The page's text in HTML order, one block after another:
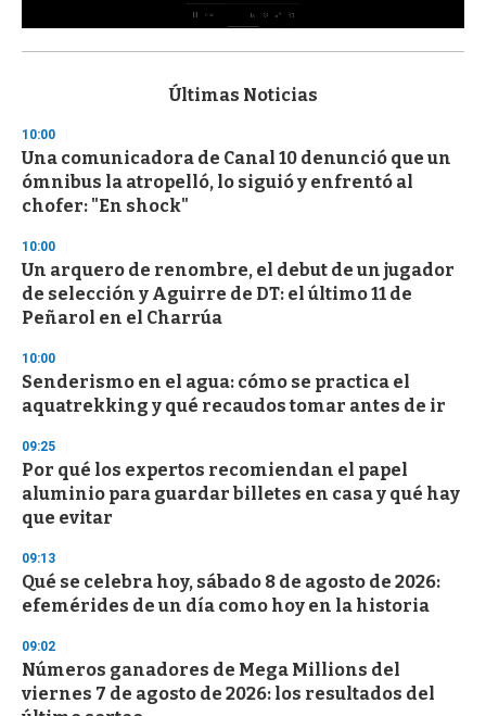
s
d
s
o
f
3
s
e
c
o
n
s
Últimas Noticias
10:00
Una comunicadora de Canal 10 denunció que un
ómnibus la atropelló, lo siguió y enfrentó al
chofer: "En shock"
10:00
Un arquero de renombre, el debut de un jugador
de selección y Aguirre de DT: el último 11 de
Peñarol en el Charrúa
10:00
Senderismo en el agua: cómo se practica el
aquatrekking y qué recaudos tomar antes de ir
09:25
Por qué los expertos recomiendan el papel
aluminio para guardar billetes en casa y qué hay
que evitar
09:13
Qué se celebra hoy, sábado 8 de agosto de 2026:
efemérides de un día como hoy en la historia
09:02
Números ganadores de Mega Millions del
viernes 7 de agosto de 2026: los resultados del